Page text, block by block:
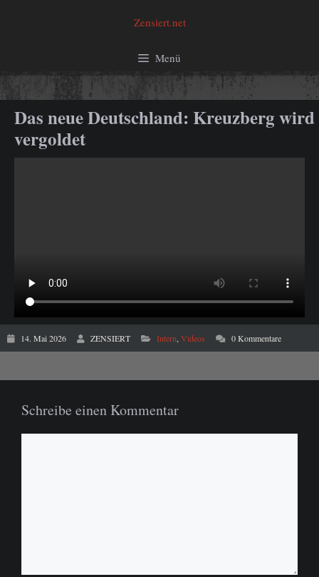
Zensiert.net
Menü
Das neue Deutschland: Kreuzberg wird
vergoldet
14. Mai 2026 ZENSIERT Intern Videos 0 Kommentare
Schreibe einen Kommentar